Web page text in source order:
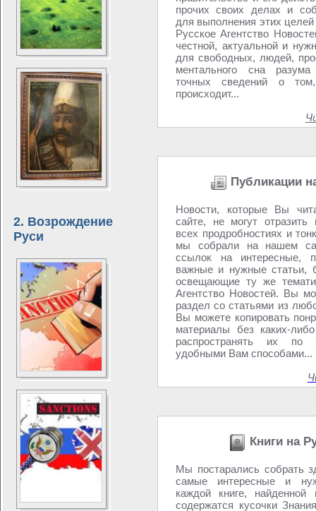
2. Возрождение
Руси
прочих своих делах и
для выполнения этих
Русское Агентство
честной, актуальной и
для свободных, людей,
ментального сна
точных сведений о
происходит...
Публикации
Новости, которые Вы
сайте, не могут
всех продробностиях и
мы собрали на нашем
ссылок на интересные,
важные и нужные статьи,
освещающие ту же
Агентство Новостей. Вы
раздел со статьями из
Вы можете копировать
материалы без каких-
распространять их
удобными Вам способами...
Книги на
Мы постарались собрать
самые интересные и
каждой книге,
содержатся кусочки